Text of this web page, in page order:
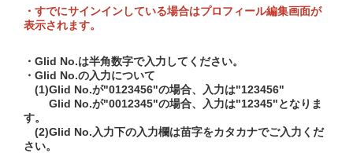
・すでにサインインしている場合はプロフィール編集画面が
表示されます。
・Glid No.は半角数字で入力してください。
・Glid No.の入力について
(1)Glid No.が"0123456"の場合、入力は"123456"
Glid No.が"0012345"の場合、入力は"12345"となりま
す。
(2)Glid No.入力下の入力欄は苗字をカタカナでご入力くだ
さい。